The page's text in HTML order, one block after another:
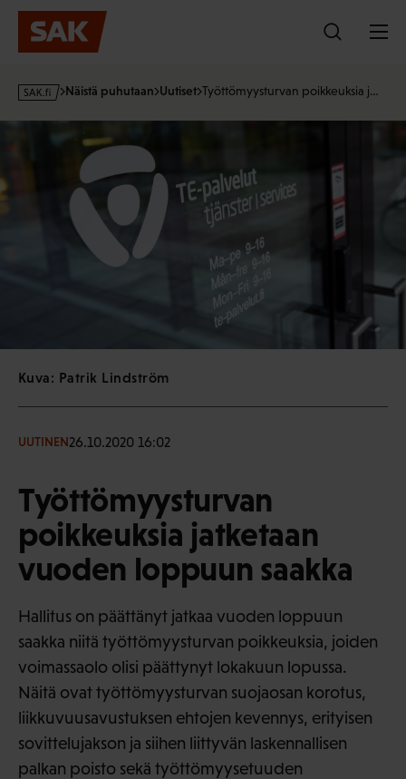
Hyppää
sisältöön
s
Näistä puhutaan Uutiset Työttömyysturvan poikkeuksia j…
Kuva: Patrik Lindström
UUTINEN26.10.2020 16:02
Työttömyysturvan
poikkeuksia jatketaan
vuoden loppuun saakka
Hallitus on päättänyt jatkaa vuoden loppuun
saakka niitä työttömyysturvan poikkeuksia, joiden
voimassaolo olisi päättynyt lokakuun lopussa.
Näitä ovat työttömyysturvan suojaosan korotus,
liikkuvuusavustuksen ehtojen kevennys, erityisen
sovittelujakson ja siihen liittyvän laskennallisen
palkan poisto sekä työttömyysetuuden